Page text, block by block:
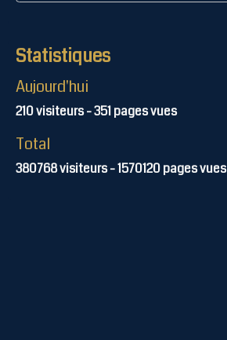
Statistiques
Aujourd'hui
210visiteurs -351pages vues
Total
380768visiteurs -1570120pages vues